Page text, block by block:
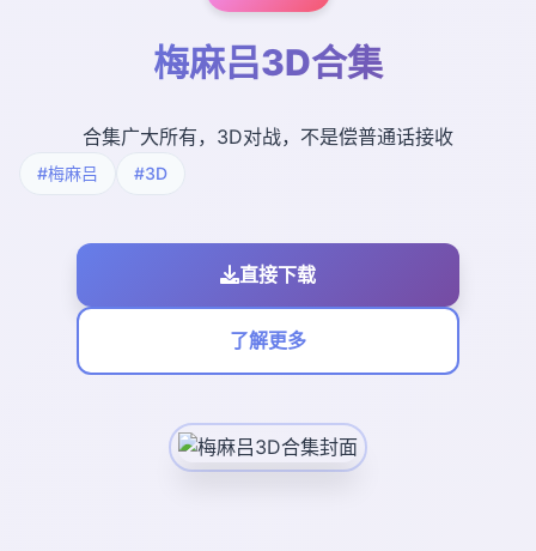
梅麻吕3D合集
合集广大所有，3D对战，不是偿普通话接收
#梅麻吕 #3D
直接下载
了解更多